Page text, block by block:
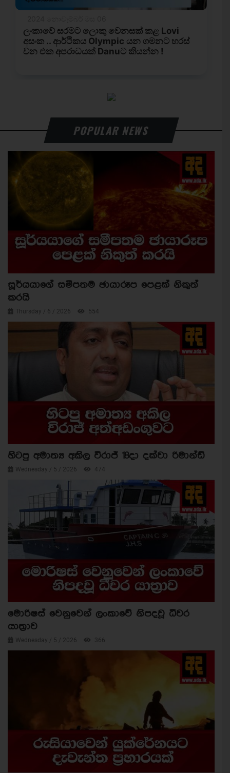
POPULAR NEWS
සූර්යයාගේ සමීපතම ඡායාරූප පෙළක් නිකුත්
කරයි
Thursday / 6 / 2026 554
හිටපු අමාත්‍ය අකිල විරාජ් 18දා දක්වා රිමාන්ඩ්
Wednesday / 5 / 2026 474
මොරිෂස් වෙනුවෙන් ලංකාවේ නිපදවූ ධීවර
යාත්‍රාව
Wednesday / 5 / 2026 366